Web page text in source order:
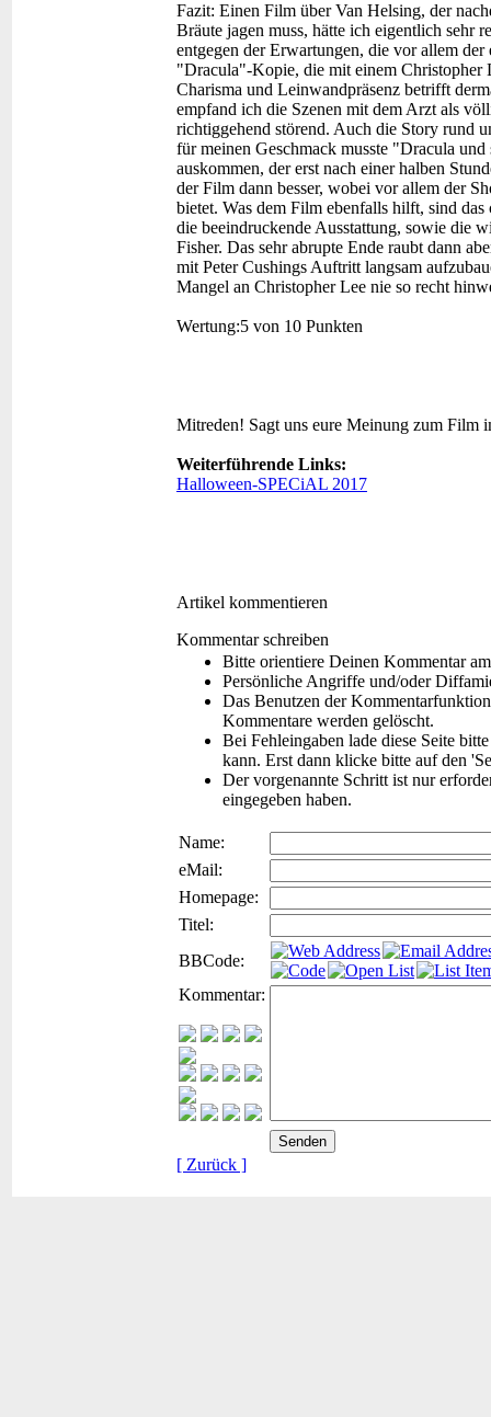
Fazit: Einen Film über Van Helsing, der
Bräute jagen muss, hätte ich eigentlich sehr
entgegen der Erwartungen, die vor allem
"Dracula"-Kopie, die mit einem Christopher
Charisma und Leinwandpräsenz betrifft
empfand ich die Szenen mit dem Arzt als
richtiggehend störend. Auch die Story rund
für meinen Geschmack musste "Dracula
auskommen, der erst nach einer halben
der Film dann besser, wobei vor allem der
bietet. Was dem Film ebenfalls hilft, sind
die beeindruckende Ausstattung, sowie die
Fisher. Das sehr abrupte Ende raubt dann
mit Peter Cushings Auftritt langsam
Mangel an Christopher Lee nie so recht
Wertung:5 von 10 Punkten
Mitreden! Sagt uns eure Meinung zum Film
Weiterführende Links:
Halloween-SPECiAL 2017
Artikel kommentieren
Kommentar schreiben
Bitte orientiere Deinen Kommentar
Persönliche Angriffe und/oder
Das Benutzen der
Kommentare werden gelöscht.
Bei Fehleingaben lade diese Seite
kann. Erst dann klicke bitte auf den
Der vorgenannte Schritt ist nur
eingegeben haben.
Name:
eMail:
Homepage:
Titel:
BBCode:
Kommentar:
[ Zurück ]